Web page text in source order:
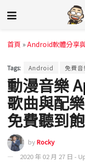
首頁 »Android軟體分享
Tags: Android 免費音
動漫音樂
歌曲與配
免費聽到飽
byRocky
2020 年 02 月 27 日 -